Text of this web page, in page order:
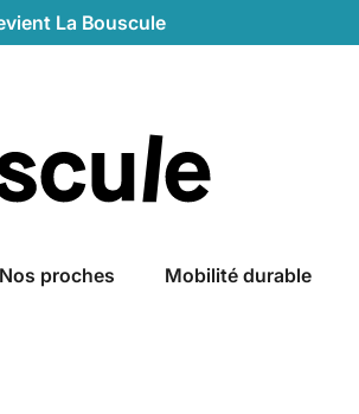
La Bouscule
Nos proches Mobilité durable